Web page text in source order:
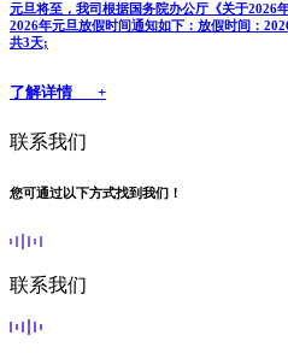
元旦将至，我司根据国务院办公厅《关于2026
2026年元旦放假时间通知如下：放假时间：
共3天;
了解详情 +
联系我们
您可通过以下方式找到我们！
联系我们